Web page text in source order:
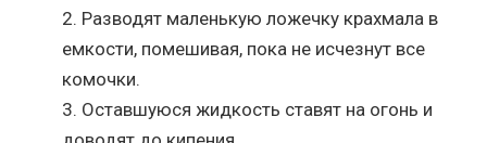
Разводят маленькую ложечку крахмала в
емкости, помешивая, пока не исчезнут все
комочки.
Оставшуюся жидкость ставят на огонь и